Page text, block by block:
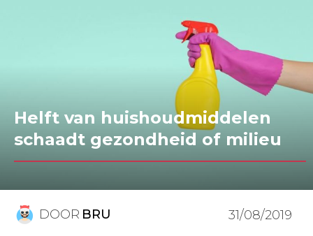
Helft van huishoudmiddelen
schaadt gezondheid of milieu
DOOR BRU 31/08/2019